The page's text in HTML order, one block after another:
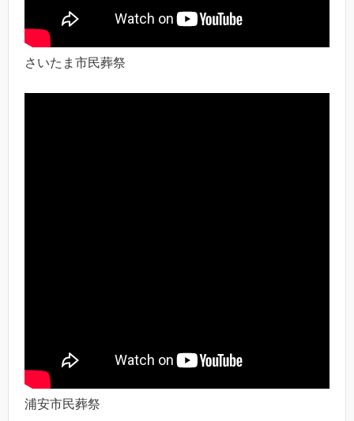
さいたま市民葬祭
浦安市民葬祭